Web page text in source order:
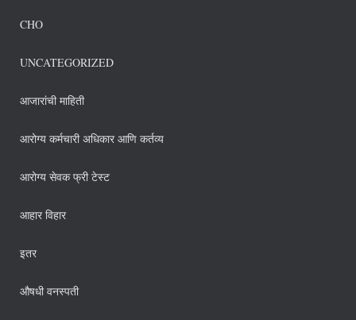
CHO
UNCATEGORIZED
आजारांची माहिती
आरोग्य कर्मचारी अधिकार आणि कर्तव्य
आरोग्य सेवक फ्री टेस्ट
आहार विहार
इतर
औषधी वनस्पती